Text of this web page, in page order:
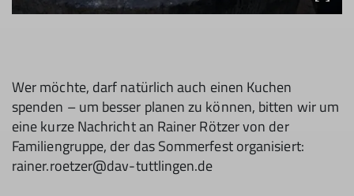
Wer möchte, darf natürlich auch einen Kuchen
spenden – um besser planen zu können, bitten wir um
eine kurze Nachricht an Rainer Rötzer von der
Familiengruppe, der das Sommerfest organisiert:
rainer.roetzer@dav-tuttlingen.de